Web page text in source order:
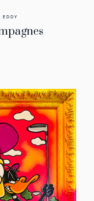
EDDY